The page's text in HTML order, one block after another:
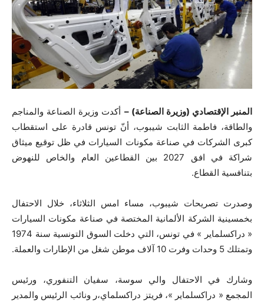
المنبر الإقتصادي (وزيرة الصناعة) – أكدت وزيرة الصناعة والمناجم
والطاقة، فاطمة الثابت شيبوب، أنّ تونس قادرة على استقطاب
كبرى الشركات في صناعة مكونات السيارات في ظل توقيع ميثاق
شراكة في افق 2027 بين القطاعين العام والخاص للنهوض
بتنافسية القطاع.
وصدرت تصريحات شيبوب، مساء امس الثلاثاء، خلال الاحتفال
بخمسينية الشركة الألمانية المختصة في صناعة مكونات السيارات
« دراكسلماير » في تونس، التي دخلت السوق التونسية سنة 1974
وتمتلك 5 وحدات وفرت 10 آلاف موطن شغل من الإطارات والعملة.
وشارك في الاحتفال والي سوسة، سفيان التنفوري، ورئيس
المجمع « دراكسلماير »، فريتز دراكسلماي،ر ونائب الرئيس والمدير